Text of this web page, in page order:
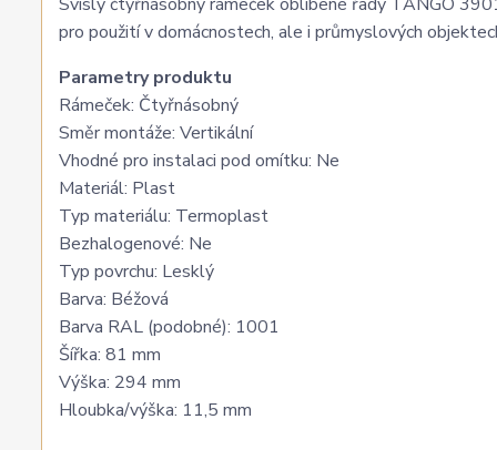
pro použití v domácnostech, ale i průmyslových
Parametry produktu
Rámeček: Čtyřnásobný
Směr montáže: Vertikální
Vhodné pro instalaci pod omítku: Ne
Materiál: Plast
Typ materiálu: Termoplast
Bezhalogenové: Ne
Typ povrchu: Lesklý
Barva: Béžová
Barva RAL (podobné): 1001
Šířka: 81 mm
Výška: 294 mm
Hloubka/výška: 11,5 mm